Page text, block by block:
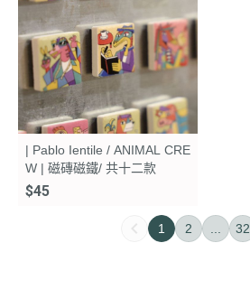
| Pablo Ientile / ANIMAL CRE
W | 磁磚磁鐵/ 共十二款
$45
1 2 32